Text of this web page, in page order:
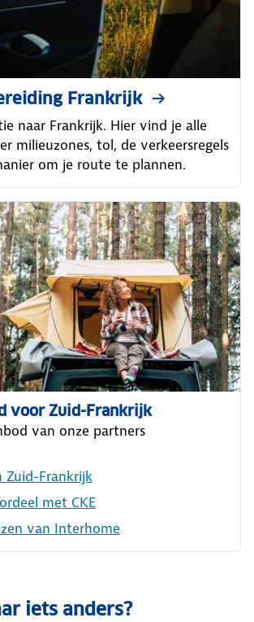
Frankrijk
naar Frankrijk. Hier vind je alle
milieuzones, tol, de verkeersregels
om je route te plannen.
voor Zuid-Frankrijk
van onze partners
Zuid-Frankrijk
met CKE
van Interhome
iets anders?